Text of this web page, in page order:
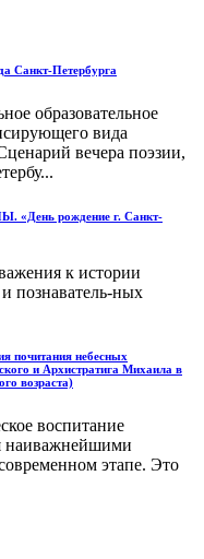
Санкт-Петербурга
образовательное
вида
вечера поэзии,
рождение г. Санкт-
к истории
познаватель-ных
почитания небесных
и Архистратига Михаила в
возраста)
воспитание
наиважнейшими
этапе. Это